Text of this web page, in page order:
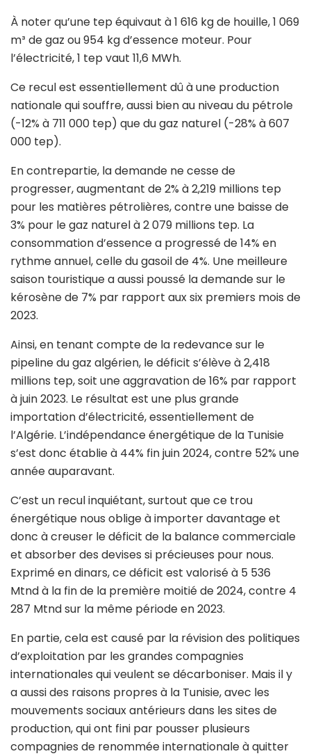
À noter qu’une tep équivaut à 1 616 kg de houille, 1 069
m³ de gaz ou 954 kg d’essence moteur. Pour
l’électricité, 1 tep vaut 11,6 MWh.
Ce recul est essentiellement dû à une production
nationale qui souffre, aussi bien au niveau du pétrole
(-12% à 711 000 tep) que du gaz naturel (-28% à 607
000 tep).
En contrepartie, la demande ne cesse de
progresser, augmentant de 2% à 2,219 millions tep
pour les matières pétrolières, contre une baisse de
3% pour le gaz naturel à 2 079 millions tep. La
consommation d’essence a progressé de 14% en
rythme annuel, celle du gasoil de 4%. Une meilleure
saison touristique a aussi poussé la demande sur le
kérosène de 7% par rapport aux six premiers mois de
2023.
Ainsi, en tenant compte de la redevance sur le
pipeline du gaz algérien, le déficit s’élève à 2,418
millions tep, soit une aggravation de 16% par rapport
à juin 2023. Le résultat est une plus grande
importation d’électricité, essentiellement de
l’Algérie. L’indépendance énergétique de la Tunisie
s’est donc établie à 44% fin juin 2024, contre 52% une
année auparavant.
C’est un recul inquiétant, surtout que ce trou
énergétique nous oblige à importer davantage et
donc à creuser le déficit de la balance commerciale
et absorber des devises si précieuses pour nous.
Exprimé en dinars, ce déficit est valorisé à 5 536
Mtnd à la fin de la première moitié de 2024, contre 4
287 Mtnd sur la même période en 2023.
En partie, cela est causé par la révision des politiques
d’exploitation par les grandes compagnies
internationales qui veulent se décarboniser. Mais il y
a aussi des raisons propres à la Tunisie, avec les
mouvements sociaux antérieurs dans les sites de
production, qui ont fini par pousser plusieurs
compagnies de renommée internationale à quitter